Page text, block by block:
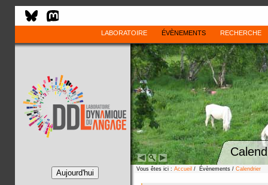
LABORATOIRE ÉVÈNEMENTS RECHERCHE
Vous êtes ici : Accueil / Évènements / Calendrier